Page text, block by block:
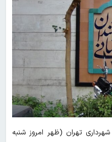
شهرداری تهران (ظهر امروز شنبه